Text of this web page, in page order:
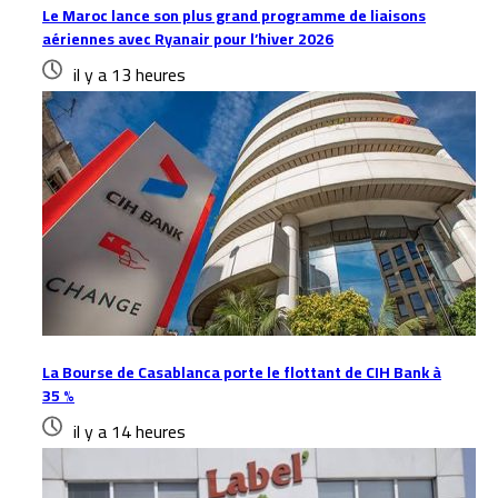
Le Maroc lance son plus grand programme de liaisons
aériennes avec Ryanair pour l’hiver 2026
il y a 13 heures
La Bourse de Casablanca porte le flottant de CIH Bank à
35 %
il y a 14 heures